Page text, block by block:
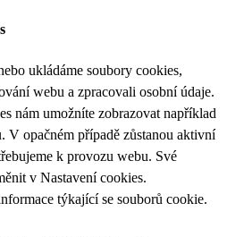
ukládáme soubory cookies,
webu a zpracovali osobní údaje.
nám umožníte zobrazovat například
V opačném případě zůstanou aktivní
k provozu webu. Své
v Nastavení cookies.
týkající se souborů cookie.